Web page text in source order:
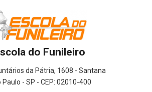
do Funileiro
da Pátria, 1608 - Santana
Paulo - SP - CEP: 02010-400